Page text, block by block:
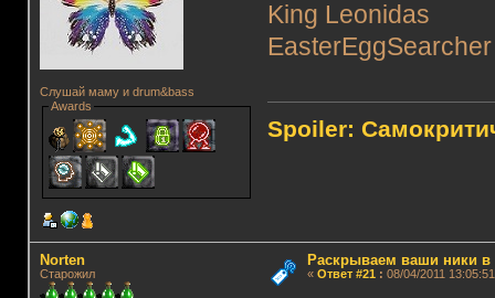
Слушай маму и drum&bass
Awards
King Leonidas
EasterEggSearcher
Spoiler:
Norten
Старожил
Раскрываем ваши ники в
« Ответ #21 : 08/04/2011